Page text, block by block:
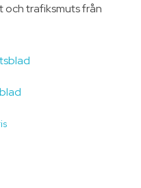
och trafiksmuts från